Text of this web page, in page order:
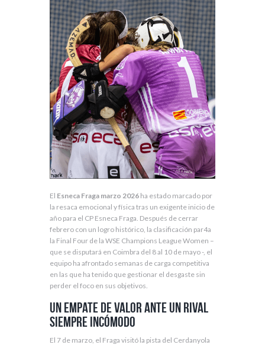
El Esneca Fraga marzo 2026 ha estado marcado por
la resaca emocional y física tras un exigente inicio de
año para el CP Esneca Fraga. Después de cerrar
febrero con un logro histórico, la clasificación par4a
la Final Four de la WSE Champions League Women –
que se disputará en Coimbra del 8 al 10 de mayo -, el
equipo ha afrontado semanas de carga competitiva
en las que ha tenido que gestionar el desgaste sin
perder el foco en sus objetivos.
Un empate de valor ante un rival
siempre incómodo
El 7 de marzo, el Fraga visitó la pista del Cerdanyola